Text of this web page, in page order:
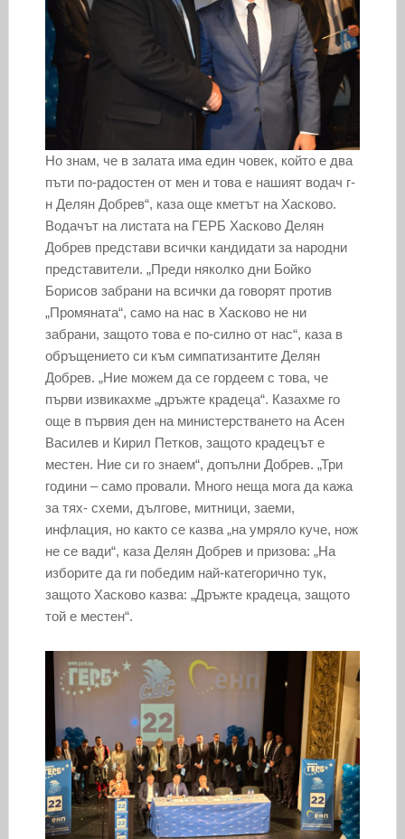
Но знам, че в залата има един човек, който е два
пъти по-радостен от мен и това е нашият водач г-
н Делян Добрев“, каза още кметът на Хасково.
Водачът на листата на ГЕРБ Хасково Делян
Добрев представи всички кандидати за народни
представители. „Преди няколко дни Бойко
Борисов забрани на всички да говорят против
„Промяната“, само на нас в Хасково не ни
забрани, защото това е по-силно от нас“, каза в
обръщението си към симпатизантите Делян
Добрев. „Ние можем да се гордеем с това, че
първи извикахме „дръжте крадеца“. Казахме го
още в първия ден на министерстването на Асен
Василев и Кирил Петков, защото крадецът е
местен. Ние си го знаем“, допълни Добрев. „Три
години – само провали. Много неща мога да кажа
за тях- схеми, дългове, митници, заеми,
инфлация, но както се казва „на умряло куче, нож
не се вади“, каза Делян Добрев и призова: „На
изборите да ги победим най-категорично тук,
защото Хасково казва: „Дръжте крадеца, защото
той е местен“.